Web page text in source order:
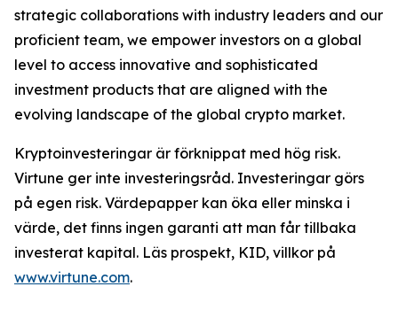
strategic collaborations with industry leaders and our
proficient team, we empower investors on a global
level to access innovative and sophisticated
investment products that are aligned with the
evolving landscape of the global crypto market.
Kryptoinvesteringar är förknippat med hög risk.
Virtune ger inte investeringsråd. Investeringar görs
på egen risk. Värdepapper kan öka eller minska i
värde, det finns ingen garanti att man får tillbaka
investerat kapital. Läs prospekt, KID, villkor på
www.virtune.com.